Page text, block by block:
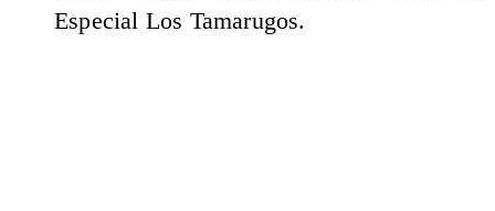
Especial Los Tamarugos.